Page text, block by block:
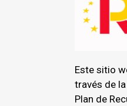
Este sitio
través de
Plan de